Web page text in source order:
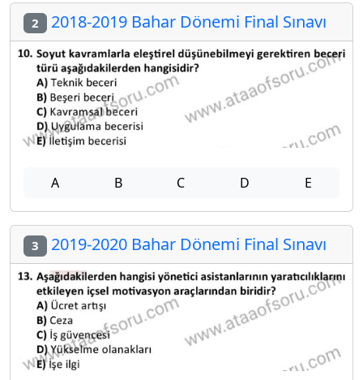
2 2018-2019 Bahar Dönemi Final Sınavı
A B C D E
3 2019-2020 Bahar Dönemi Final Sınavı